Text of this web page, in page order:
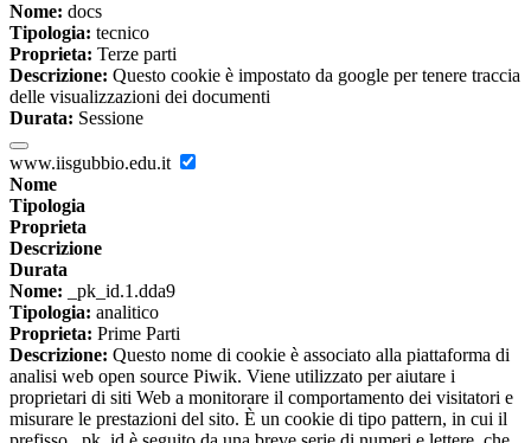
Nome: docs
Tipologia: tecnico
Proprieta: Terze parti
Descrizione: Questo cookie è impostato da google per tenere traccia
delle visualizzazioni dei documenti
Durata: Sessione
www.iisgubbio.edu.it
Nome
Tipologia
Proprieta
Descrizione
Durata
Nome: _pk_id.1.dda9
Tipologia: analitico
Proprieta: Prime Parti
Descrizione: Questo nome di cookie è associato alla piattaforma di
analisi web open source Piwik. Viene utilizzato per aiutare i
proprietari di siti Web a monitorare il comportamento dei visitatori e
misurare le prestazioni del sito. È un cookie di tipo pattern, in cui il